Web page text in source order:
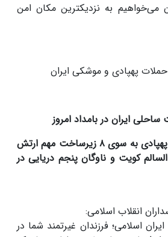
می‌خواهیم به نزدیکترین مکان امن
پهپادی و موشکی ایران
سپاه: حمله موشکی و پهپادی به سوی ۸ زیرساخت مهم ارتش
کویت و ناوگان پنجم دریایی در
انقلاب اسلامی:
اسلامی؛ فرزندان غیرتمند شما در